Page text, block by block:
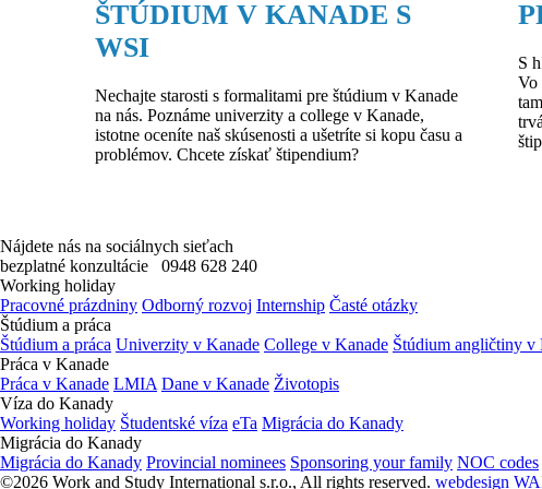
ŠTÚDIUM V KANADE S
WSI
Nechajte starosti s formalitami pre štúdium v Kanade
na nás. Poznáme univerzity a college v Kanade,
istotne oceníte naš skúsenosti a ušetríte si kopu času a
problémov. Chcete získať štipendium?
S
Vo
Nájdete nás na sociálnych sieťach
bezplatné konzultácie 0948 628 240
Working holiday
Pracovné prázdniny Odborný rozvoj Internship Časté otázky
Štúdium a práca
Štúdium a práca Univerzity v Kanade College v Kanade Štúdium angličtiny v
Práca v Kanade
Práca v Kanade LMIA Dane v Kanade Životopis
Víza do Kanady
Working holiday Študentské víza eTa Migrácia do Kanady
Migrácia do Kanady
Migrácia do Kanady Provincial nominees Sponsoring your family NOC codes
©2026 Work and Study International s.r.o., All rights reserved. webdesign